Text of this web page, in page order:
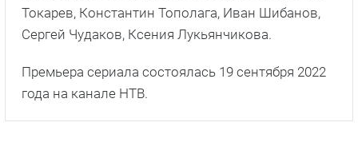
Токарев, Константин Тополага, Иван Шибанов,
Сергей Чудаков, Ксения Лукьянчикова.
Премьера сериала состоялась 19 сентября 2022
года на канале НТВ.